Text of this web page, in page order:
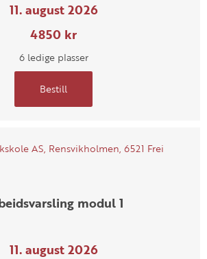
11. august 2026
4850 kr
6 ledige plasser
Bestill
AS, Rensvikholmen, 6521 Frei
modul 1
11. august 2026